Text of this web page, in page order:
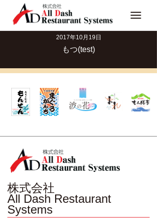
Toggle
2017年10月19日
もつ(test)
株式会社
All Dash Restaurant
Systems